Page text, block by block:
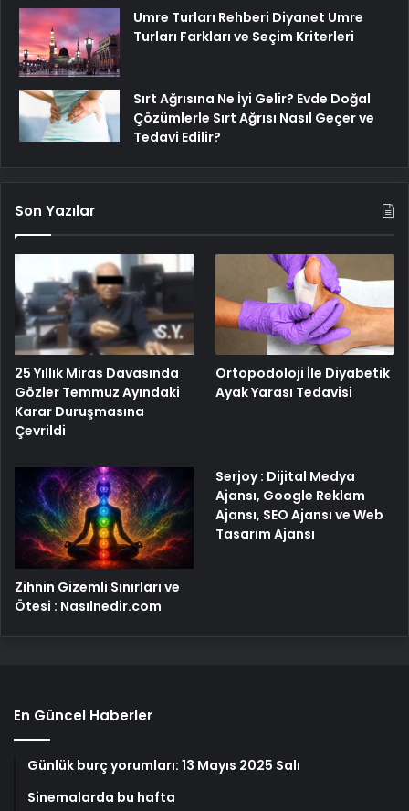
Umre Turları Rehberi Diyanet Umre
Turları Farkları ve Seçim Kriterleri
Sırt Ağrısına Ne İyi Gelir? Evde Doğal
Çözümlerle Sırt Ağrısı Nasıl Geçer ve
Tedavi Edilir?
Son Yazılar
25 Yıllık Miras Davasında
Gözler Temmuz Ayındaki
Karar Duruşmasına
Çevrildi
Ortopodoloji İle Diyabetik
Ayak Yarası Tedavisi
Zihnin Gizemli Sınırları ve
Ötesi : Nasılnedir.com
Serjoy : Dijital Medya
Ajansı, Google Reklam
Ajansı, SEO Ajansı ve Web
Tasarım Ajansı
En Güncel Haberler
Günlük burç yorumları: 13 Mayıs 2025 Salı
Sinemalarda bu hafta